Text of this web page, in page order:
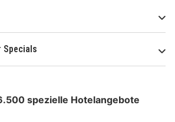
Specials
spezielle Hotelangebote